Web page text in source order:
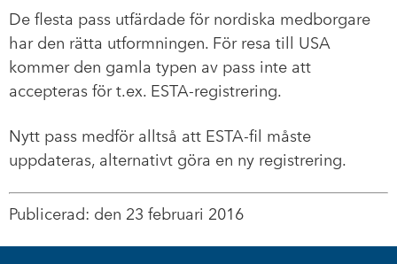
De flesta pass utfärdade för nordiska medborgare
har den rätta utformningen. För resa till USA
kommer den gamla typen av pass inte att
accepteras för t.ex. ESTA-registrering.
Nytt pass medför alltså att ESTA-fil måste
uppdateras, alternativt göra en ny registrering.
Publicerad: den 23 februari 2016